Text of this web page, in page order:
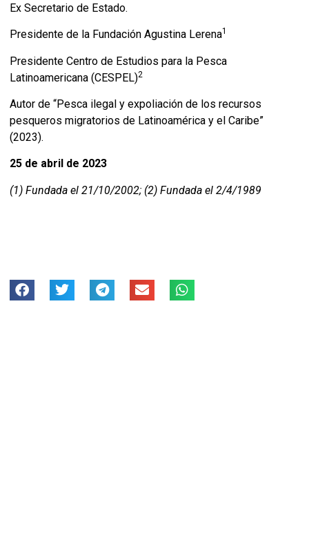
Ex Secretario de Estado.
Presidente de la Fundación Agustina Lerena1
Presidente Centro de Estudios para la Pesca
Latinoamericana (CESPEL)2
Autor de “Pesca ilegal y expoliación de los recursos
pesqueros migratorios de Latinoamérica y el Caribe”
(2023).
25 de abril de 2023
(1) Fundada el 21/10/2002; (2) Fundada el 2/4/1989